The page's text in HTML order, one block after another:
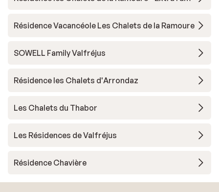
Résidence Vacancéole Les Chalets de la Ramoure
SOWELL Family Valfréjus
Résidence les Chalets d'Arrondaz
Les Chalets du Thabor
Les Résidences de Valfréjus
Résidence Chavière